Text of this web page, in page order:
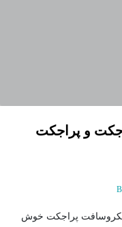
و پراجکت
پراجکت خوش